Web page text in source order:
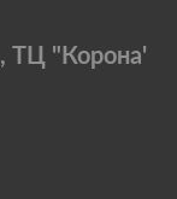
ТЦ "Корона'